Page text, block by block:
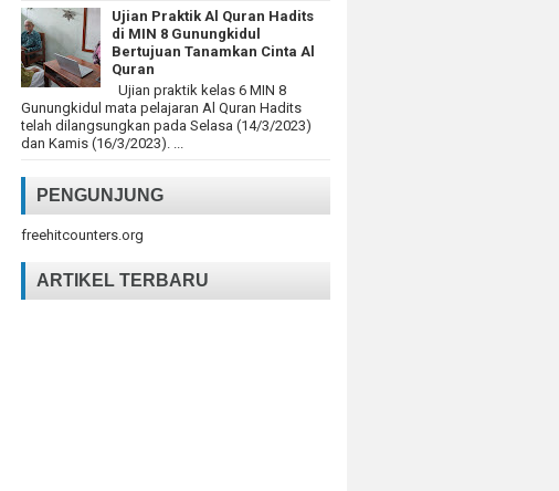
Ujian Praktik Al Quran Hadits
di MIN 8 Gunungkidul
Bertujuan Tanamkan Cinta Al
Quran
Ujian praktik kelas 6 MIN 8
Gunungkidul mata pelajaran Al Quran Hadits
telah dilangsungkan pada Selasa (14/3/2023)
dan Kamis (16/3/2023). ...
PENGUNJUNG
freehitcounters.org
ARTIKEL TERBARU